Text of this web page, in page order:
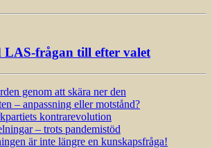
LAS-frågan till efter valet
genom att skära ner den
– anpassning eller motstånd?
kontrarevolution
– trots pandemistöd
är inte längre en kunskapsfråga!